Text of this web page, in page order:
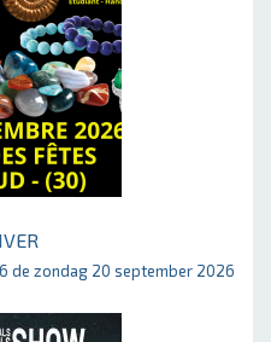
de zondag 20 september 2026